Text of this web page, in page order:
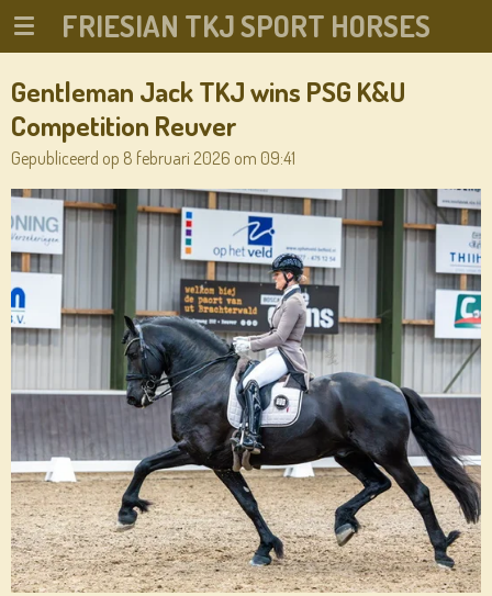
Ga
direct
de
hoofdinhoud
FRIESIAN TKJ SPORT HORSES
Gentleman Jack TKJ wins PSG K&U
Competition Reuver
Gepubliceerd op 8 februari 2026 om 09:41